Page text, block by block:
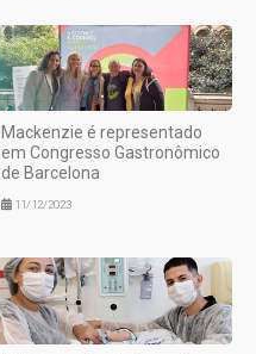
Mackenzie é representado
em Congresso Gastronômico
de Barcelona
11/12/2023